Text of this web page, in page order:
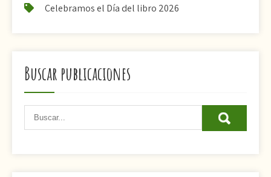
Celebramos el Día del libro 2026
Buscar publicaciones